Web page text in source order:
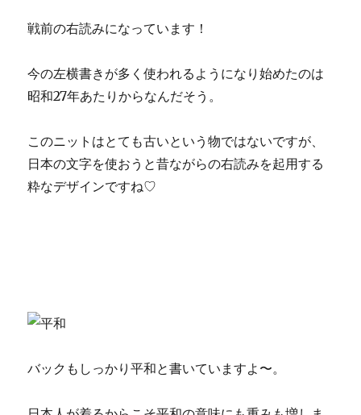
戦前の右読みになっています！
今の左横書きが多く使われるようになり始めたのは
昭和27年あたりからなんだそう。
このニットはとても古いという物ではないですが、
日本の文字を使おうと昔ながらの右読みを起用する
粋なデザインですね♡
バックもしっかり平和と書いていますよ〜。